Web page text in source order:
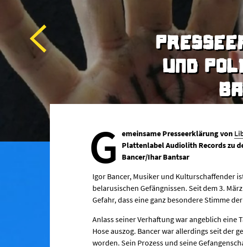
UND
G emeinsame Presseerklärung von
Plattenlabel Audiolith Records zu
Bancer/Ihar Bantsar
Igor Bancer, Musiker und Kulturschaffender
belarusischen Gefängnissen. Seit dem 3.
Gefahr, dass eine ganz besondere Stimme
Anlass seiner Verhaftung war angeblich eine
Hose auszog. Bancer war allerdings seit der
worden. Sein Prozess und seine